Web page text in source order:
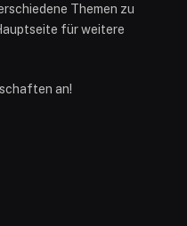
Themen zu
für weitere
an!